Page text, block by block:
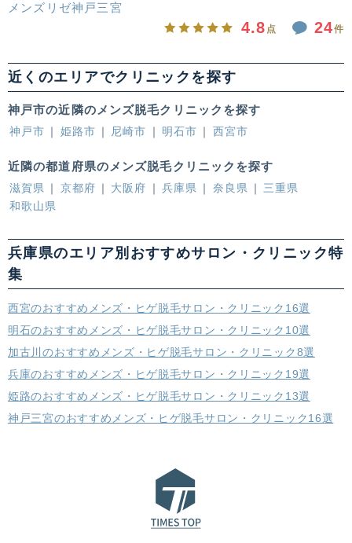
メンズリゼ神戸三宮
4.8 点 24件
近くのエリアでクリニックを探す
神戸市の近隣のメンズ脱毛クリニックを探す
神戸市 姫路市 尼崎市 明石市 西宮市
近隣の都道府県のメンズ脱毛クリニックを探す
滋賀県 京都府 大阪府 兵庫県 奈良県
三重県
和歌山県
兵庫県のエリア別おすすめサロン・クリニック特
集
西宮のおすすめメンズ・ヒゲ脱毛サロン・クリニック16選
明石のおすすめメンズ・ヒゲ脱毛サロン・クリニック10選
加古川のおすすめメンズ・ヒゲ脱毛サロン・クリニック8選
兵庫のおすすめメンズ・ヒゲ脱毛サロン・クリニック19選
姫路のおすすめメンズ・ヒゲ脱毛サロン・クリニック13選
神戸三宮のおすすめメンズ・ヒゲ脱毛サロン・クリニック16選